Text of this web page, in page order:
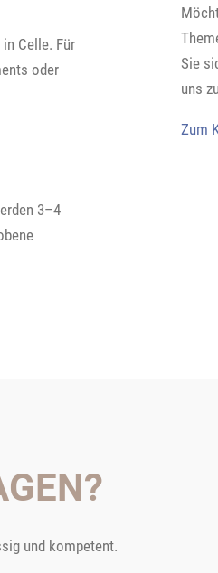
Celle. Für
oder
3–4
Sie
uns
Zum
und kompetent.